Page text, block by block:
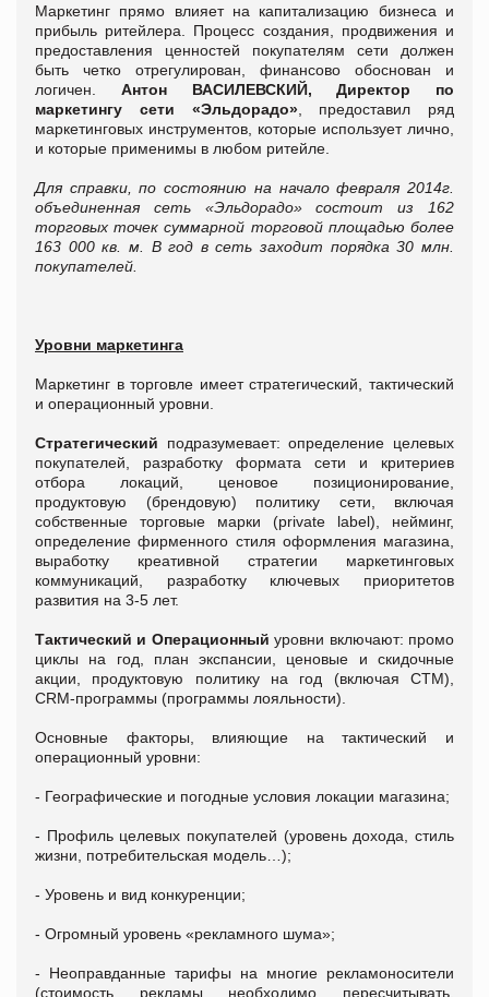
Маркетинг прямо влияет на капитализацию бизнеса и
прибыль ритейлера. Процесс создания, продвижения и
предоставления ценностей покупателям сети должен
быть четко отрегулирован, финансово обоснован и
логичен.
Антон ВАСИЛЕВСКИЙ, Директор по
маркетингу сети «Эльдорадо», предоставил ряд
маркетинговых инструментов, которые использует лично,
и которые применимы в любом ритейле.
Для справки, по состоянию на начало февраля 2014г.
объединенная сеть «Эльдорадо» состоит из 162
торговых точек суммарной торговой площадью более
163 000 кв. м. В год в сеть заходит порядка 30 млн.
покупателей.
Уровни маркетинга
Маркетинг в торговле имеет стратегический, тактический
и операционный уровни.
Стратегический подразумевает: определение целевых
покупателей, разработку формата сети и критериев
отбора локаций, ценовое позиционирование,
продуктовую (брендовую) политику сети, включая
собственные торговые марки (private label), нейминг,
определение фирменного стиля оформления магазина,
выработку креативной стратегии маркетинговых
коммуникаций, разработку ключевых приоритетов
развития на 3-5 лет.
Тактический и Операционныйуровни включают: промо
циклы на год, план экспансии, ценовые и скидочные
акции, продуктовую политику на год (включая СТМ),
CRM-программы (программы лояльности).
Основные факторы, влияющие на тактический и
операционный уровни:
- Географические и погодные условия локации магазина;
- Профиль целевых покупателей (уровень дохода, стиль
жизни, потребительская модель…);
- Уровень и вид конкуренции;
- Огромный уровень «рекламного шума»;
- Неоправданные тарифы на многие рекламоносители
(стоимость рекламы необходимо пересчитывать,